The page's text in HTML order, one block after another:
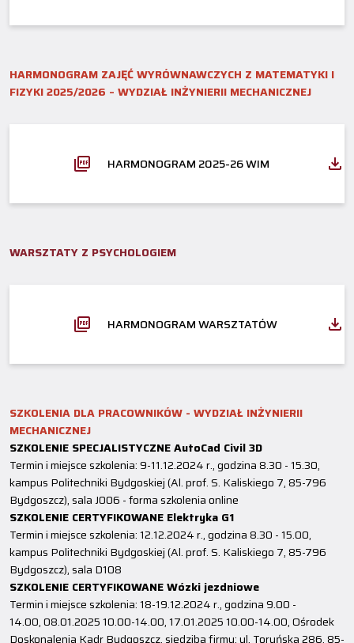
HARMONOGRAM ZAJĘĆ WYRÓWNAWCZYCH Z MATEMATYKI I
FIZYKI 2025/2026 – WYDZIAŁ INŻYNIERII MECHANICZNEJ
HARMONOGRAM 2025-26 WIM
WARSZTATY Z PSYCHOLOGIEM
HARMONOGRAM WARSZTATÓW
SZKOLENIA DLA PRACOWNIKÓW - WYDZIAŁ INŻYNIERII
MECHANICZNEJ
SZKOLENIE SPECJALISTYCZNE AutoCad Civil 3D
Termin i miejsce szkolenia: 9-11.12.2024 r., godzina 8.30 - 15.30,
kampus Politechniki Bydgoskiej (Al. prof. S. Kaliskiego 7, 85-796
Bydgoszcz), sala J006 - forma szkolenia online
SZKOLENIE CERTYFIKOWANE Elektryka G1
Termin i miejsce szkolenia: 12.12.2024 r., godzina 8.30 - 15.00,
kampus Politechniki Bydgoskiej (Al. prof. S. Kaliskiego 7, 85-796
Bydgoszcz), sala D108
SZKOLENIE CERTYFIKOWANE Wózki jezdniowe
Termin i miejsce szkolenia: 18-19.12.2024 r., godzina 9.00 -
14.00, 08.01.2025 10.00-14.00, 17.01.2025 10.00-14.00, Ośrodek
Doskonalenia Kadr Bydgoszcz, siedziba firmy: ul. Toruńska 286, 85-